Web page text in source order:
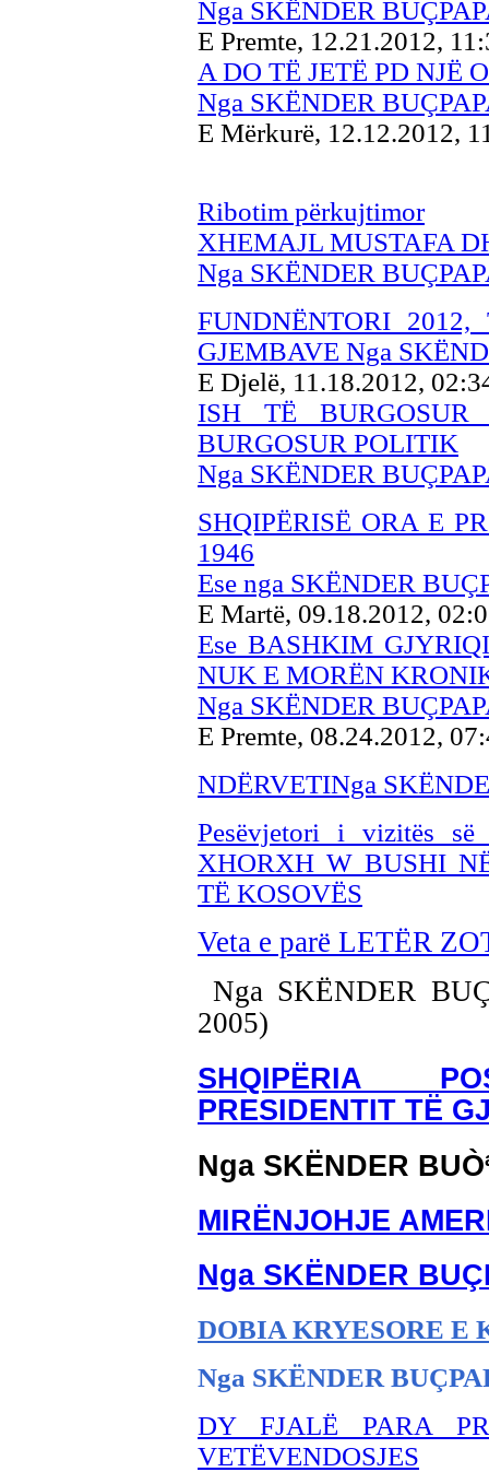
Nga SKËNDER
E Premte, 12.21.2012,
A DO TË JETË PD NJË
Nga SKËNDER
E Mërkurë, 12.12.2012,
Ribotim përkujtimor
XHEMAJL MUSTAFA
Nga SKËNDER
FUNDNËNTORI
GJEMBAVE Nga
E Djelë, 11.18.2012,
ISH TË
BURGOSUR POLITIK
Nga SKËNDER
SHQIPËRISË ORA E
1946
Ese nga SKËNDER
E Martë, 09.18.2012,
Ese BASHKIM
NUK E MORËN
Nga SKËNDER
E Premte, 08.24.2012,
NDËRVETINga
Pesëvjetori i vizitës së
XHORXH W BUSHI
TË KOSOVËS
Veta e parë LETËR
Nga SKËNDER
2005)
SHQIPËRIA
PRESIDENTIT TË
Nga SKËNDER
MIRËNJOHJE
Nga SKËNDER BU
DOBIA KRYESORE E
Nga SKËNDER BU
DY FJALË PARA
VETËVENDOSJES